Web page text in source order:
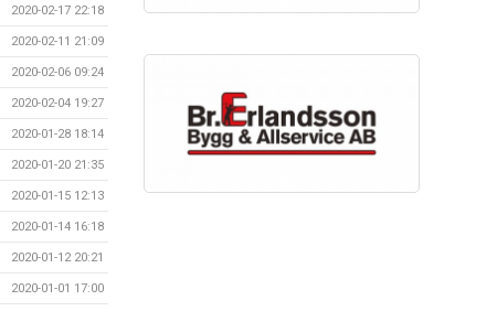
2020-02-17 22:18
2020-02-11 21:09
2020-02-06 09:24
2020-02-04 19:27
2020-01-28 18:14
2020-01-20 21:35
2020-01-15 12:13
2020-01-14 16:18
2020-01-12 20:21
2020-01-01 17:00